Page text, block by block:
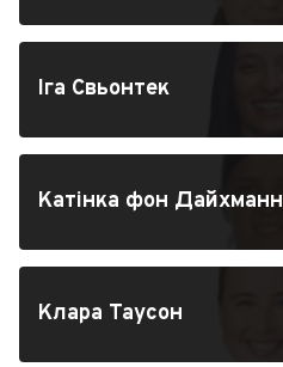
Іга Cвьонтек
Катінка фон Дайхманн
Клара Таусон